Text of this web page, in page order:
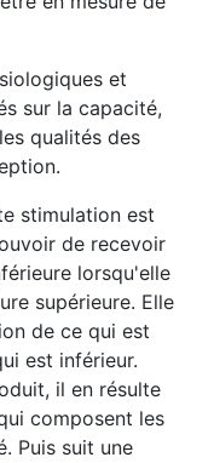
et
sur la capacité,
qualités des
stimulation est
de recevoir
lorsqu'elle
supérieure. Elle
de ce qui est
est inférieur.
il en résulte
composent les
Puis suit une